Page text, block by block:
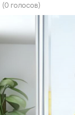
(0 голосов)